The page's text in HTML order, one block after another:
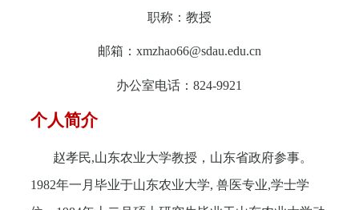
职称：教授
邮箱： xmzhao66@sdau.edu.cn
办公室电话：824-9921
个人简介
赵孝民,山东农业大学教授，山东省政府参事。
1982年一月毕业于山东农业大学, 兽医专业,学士学